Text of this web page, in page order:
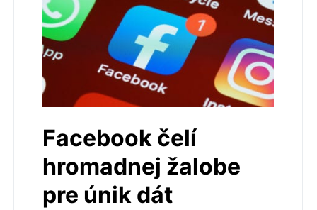
Facebook čelí
hromadnej žalobe
pre únik dát